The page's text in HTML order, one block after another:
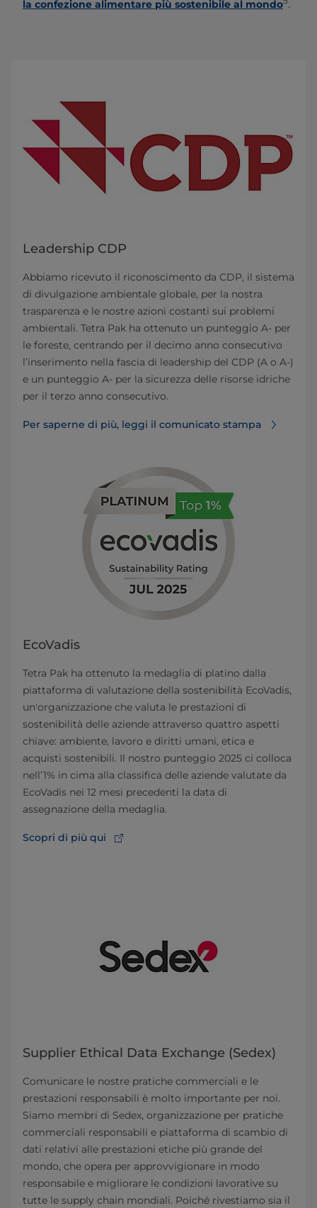
la confezione alimentare più sostenibile al mondo .
Leadership CDP
Abbiamo ricevuto il riconoscimento da CDP, il sistema
di divulgazione ambientale globale, per la nostra
trasparenza e le nostre azioni costanti sui problemi
ambientali. Tetra Pak ha ottenuto un punteggio A- per
le foreste, centrando per il decimo anno consecutivo
l’inserimento nella fascia di leadership del CDP (A o A-)
e un punteggio A- per la sicurezza delle risorse idriche
per il terzo anno consecutivo.
Per saperne di più, leggi il comunicato stampa
EcoVadis
Tetra Pak ha ottenuto la medaglia di platino dalla
piattaforma di valutazione della sostenibilità EcoVadis,
un'organizzazione che valuta le prestazioni di
sostenibilità delle aziende attraverso quattro aspetti
chiave: ambiente, lavoro e diritti umani, etica e
acquisti sostenibili. Il nostro punteggio 2025 ci colloca
nell’1% in cima alla classifica delle aziende valutate da
EcoVadis nei 12 mesi precedenti la data di
assegnazione della medaglia.
Scopri di più qui
Supplier Ethical Data Exchange (Sedex)
Comunicare le nostre pratiche commerciali e le
prestazioni responsabili è molto importante per noi.
Siamo membri di Sedex, organizzazione per pratiche
commerciali responsabili e piattaforma di scambio di
dati relativi alle prestazioni etiche più grande del
mondo, che opera per approvvigionare in modo
responsabile e migliorare le condizioni lavorative su
tutte le supply chain mondiali. Poiché rivestiamo sia il